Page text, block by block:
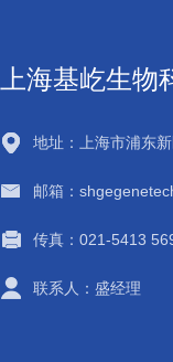
上海基屹生物
地址：上海市浦东
邮箱：
传真：021-5413
联系人：盛经理